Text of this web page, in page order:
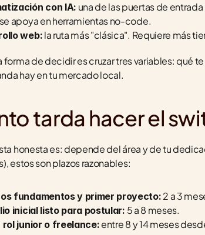
con IA: una de las puertas de
apoya en herramientas no-code.
web: la ruta más "clásica". Requiere más
forma de decidir es cruzar tres variables: qué
hay en tu mercado local.
tarda hacer el
honesta es: depende del área y de tu
estos son plazos razonables:
fundamentos y primer proyecto: 2 a 3
inicial listo para postular: 5 a 8 meses.
rol junior o freelance: entre 8 y 14 meses